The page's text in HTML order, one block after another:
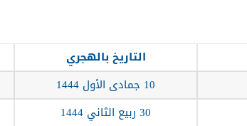
التاريخ بالهجري
10 جمادى الأول 1444
30 ربيع الثاني 1444